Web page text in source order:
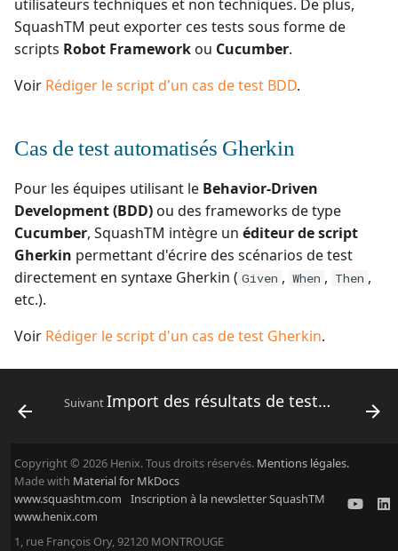
SCM Git
SquashTM Premium
Workflow
Xsquash4GitLab
Xsquash4Jira
Xsquash Cloud (Forge)
utilisateurs techniques et non techniques. De plus,
SquashTM peut exporter ces tests sous forme de
scripts Robot Framework ou Cucumber.
Voir Rédiger le script d'un cas de test BDD.
Cas de test automatisés Gherkin
Pour les équipes utilisant le Behavior-Driven
Development (BDD) ou des frameworks de type
Cucumber, SquashTM intègre un éditeur de script
Gherkin permettant d'écrire des scénarios de test
directement en syntaxe Gherkin ( Given , When , Then ,
etc.).
Voir Rédiger le script d'un cas de test Gherkin.
SuivantImport des résultats de tests issus de pipelines
Copyright © 2026 Henix. Tous droits réservés. Mentions légales.
Made with Material for MkDocs
www.squashtm.com
www.henix.com
Inscription à la newsletter SquashTM
1, rue François Ory, 92120 MONTROUGE